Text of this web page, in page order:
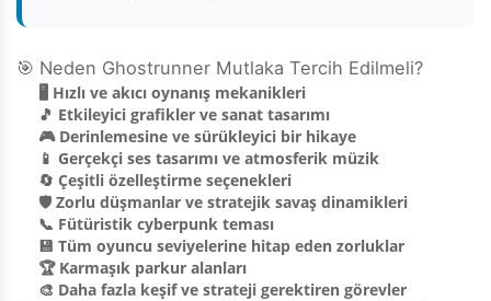
🎯 Neden Ghostrunner Mutlaka Tercih Edilmeli?
🖥️ Hızlı ve akıcı oynanış mekanikleri
🎵 Etkileyici grafikler ve sanat tasarımı
🎮 Derinlemesine ve sürükleyici bir hikaye
📱 Gerçekçi ses tasarımı ve atmosferik müzik
🔄 Çeşitli özelleştirme seçenekleri
🛡️ Zorlu düşmanlar ve stratejik savaş dinamikleri
📞 Fütüristik cyberpunk teması
💾 Tüm oyuncu seviyelerine hitap eden zorluklar
🏆 Karmaşık parkur alanları
🎨 Daha fazla keşif ve strateji gerektiren görevler